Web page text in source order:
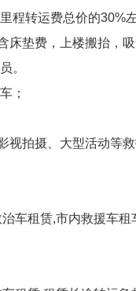
程转运费总价的30%
垫费，上楼搬抬，
。
；
拍摄、大型活动等救
车租赁,市内救援车